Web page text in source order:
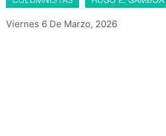
Viernes 6 De Marzo, 2026